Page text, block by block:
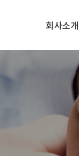
회사소개